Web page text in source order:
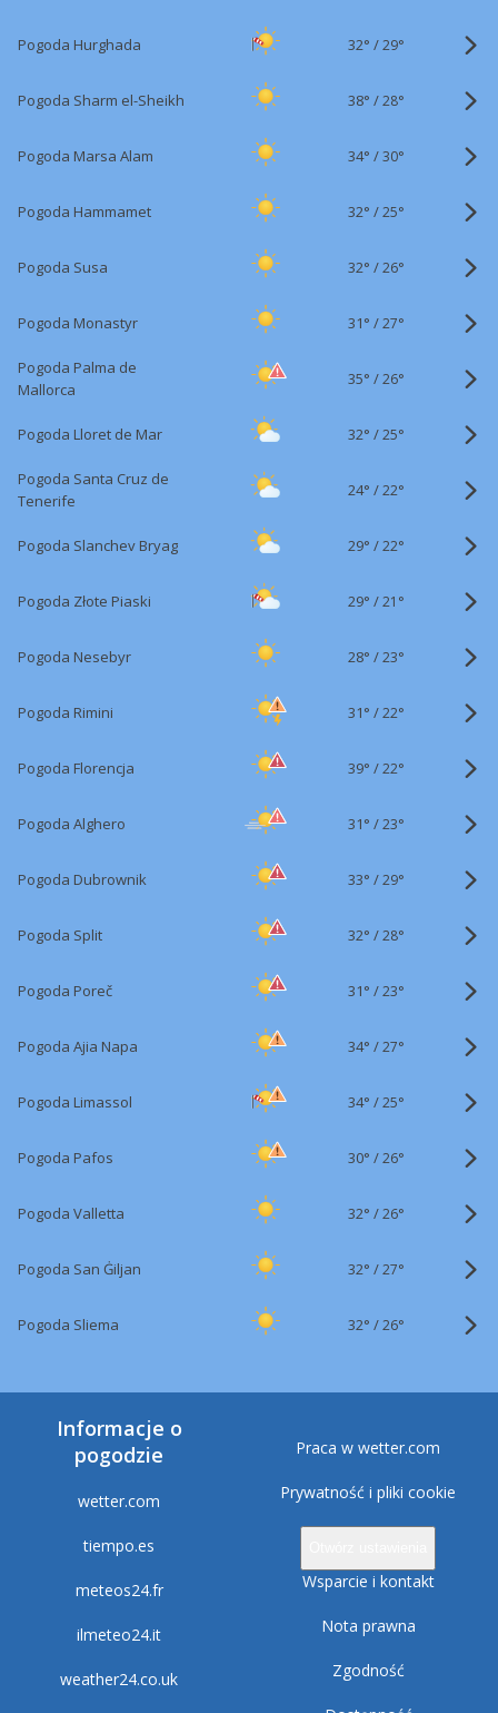
Pogoda Hurghada 32° /29°
Pogoda Sharm el-Sheikh 38° /28°
Pogoda Marsa Alam 34° /30°
Pogoda Hammamet 32° /25°
Pogoda Susa 32° /26°
Pogoda Monastyr 31° /27°
Pogoda Palma de
Mallorca
35° /26°
Pogoda Lloret de Mar 32° /25°
Pogoda Santa Cruz de
Tenerife
24° /22°
Pogoda Slanchev Bryag 29° /22°
Pogoda Złote Piaski 29° /21°
Pogoda Nesebyr 28° /23°
Pogoda Rimini 31° /22°
Pogoda Florencja 39° /22°
Pogoda Alghero 31° /23°
Pogoda Dubrownik 33° /29°
Pogoda Split 32° /28°
Pogoda Poreč 31° /23°
Pogoda Ajia Napa 34° /27°
Pogoda Limassol 34° /25°
Pogoda Pafos 30° /26°
Pogoda Valletta 32° /26°
Pogoda San Ġiljan 32° /27°
Pogoda Sliema 32° /26°
Informacje o
pogodzie
wetter.com
tiempo.es
meteos24.fr
ilmeteo24.it
weather24.co.uk
Praca w wetter.com
Prywatność i pliki cookie
Wsparcie i kontakt
Nota prawna
Zgodność